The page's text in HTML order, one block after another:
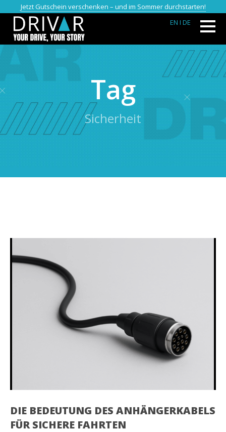
Jetzt Gutschein verschenken – und im Sommer durchstarten!
EN I DE
Tag
Sicherheit
DIE BEDEUTUNG DES ANHÄNGERKABELS
FÜR SICHERE FAHRTEN